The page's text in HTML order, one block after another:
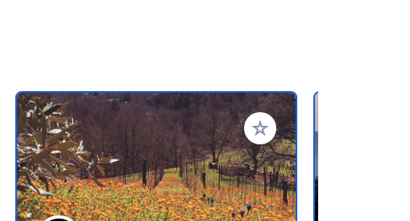
hinzufügen Zu Ihren Favoriten